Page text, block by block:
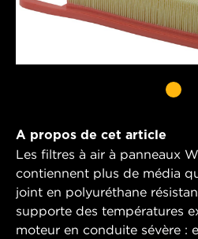
A propos de cet article
Les filtres à air à panneaux
contiennent plus de média
joint en polyuréthane
supporte des températures
moteur en conduite sévère :